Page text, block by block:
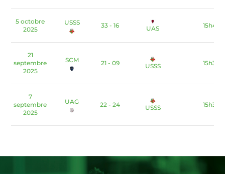
5 octobre
2025
USSS 33 - 16 UAS 15h45
21
septembre
2025
SCM 21 - 09 USSS 15h30
7
septembre
2025
UAG 22 - 24 USSS 15h30